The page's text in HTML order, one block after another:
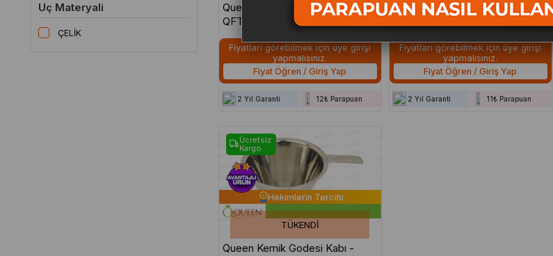
Uç Materyali
ÇELİK
Queen Kemik Godesi Kabı 6cm -
QFT002
2 Yıl Garanti 12₺ Parapuan
Fiyatları görebilmek için üye girişi
yapmalısınız.
Fiyat Öğren / Giriş Yap
Queen Cerrahi Tas 5 5cm -
2 Yıl Garanti 11₺ Parapuan
Fiyatları görebilmek için üye girişi
yapmalısınız.
Fiyat Öğren / Giriş Yap
TÜKENDI
Queen Kemik Godesi Kabı -
Hekimlerin Tercihi
Ücretsiz
Kargo